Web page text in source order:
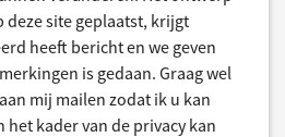
site geplaatst, krijgt
heeft bericht en we geven
is gedaan. Graag wel
mij mailen zodat ik u kan
kader van de privacy kan